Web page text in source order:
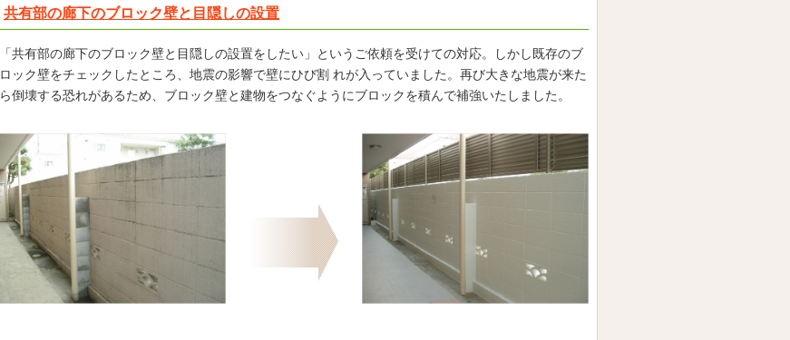
共有部の廊下のブロック壁と目隠しの設置
「共有部の廊下のブロック壁と目隠しの設置をしたい」というご依頼を受けての対応。しかし既存のブ
ロック壁をチェックしたところ、地震の影響で壁にひび割 れが入っていました。再び大きな地震が来た
ら倒壊する恐れがあるため、ブロック壁と建物をつなぐようにブロックを積んで補強いたしました。